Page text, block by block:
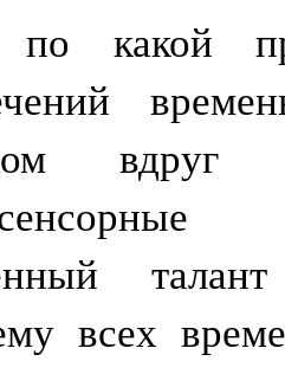
по какой
вдруг
всех